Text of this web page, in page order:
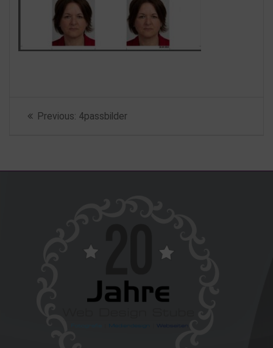
Beitragsnavigation
Previous: Previous
4passbilder